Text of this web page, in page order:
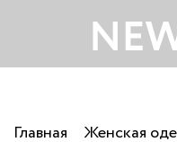
Главная
Женская